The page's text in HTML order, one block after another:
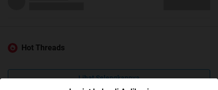
Hot Threads
Lihat Selengkapnya